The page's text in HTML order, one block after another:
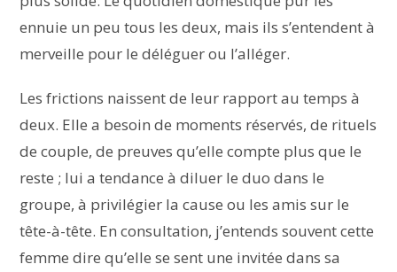
ennuie un peu tous les deux, mais ils s’entendent à
merveille pour le déléguer ou l’alléger.
Les frictions naissent de leur rapport au temps à
deux. Elle a besoin de moments réservés, de rituels
de couple, de preuves qu’elle compte plus que le
reste ; lui a tendance à diluer le duo dans le
groupe, à privilégier la cause ou les amis sur le
tête-à-tête. En consultation, j’entends souvent cette
femme dire qu’elle se sent une invitée dans sa